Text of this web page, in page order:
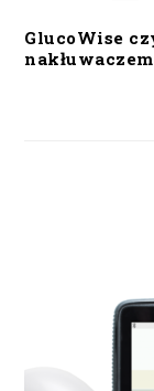
GlucoWise
nakłuwaczem